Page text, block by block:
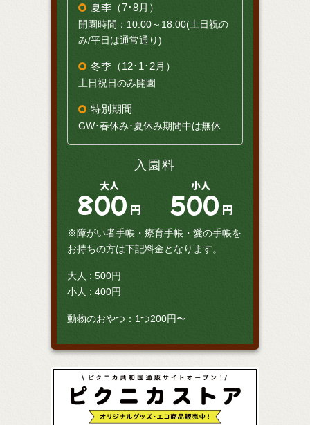
夏季（7･8月）
開園時間：10:00～18:00(土日祝の
み/平日は通常通り)
冬季（12･1･2月）
土日祝日のみ開園
特別期間
GW･春休み･夏休み期間中は無休
入園料
大人
800 円
小人
500 円
※障がい者手帳・療育手帳・愛の手帳を
お持ちの方は下記料金となります。
大人 : 500円
小人 : 400円
動物のおやつ：1つ200円〜